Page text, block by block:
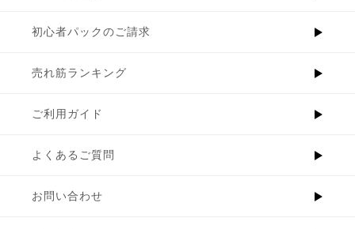
初心者パックのご請求
売れ筋ランキング
ご利用ガイド
よくあるご質問
お問い合わせ